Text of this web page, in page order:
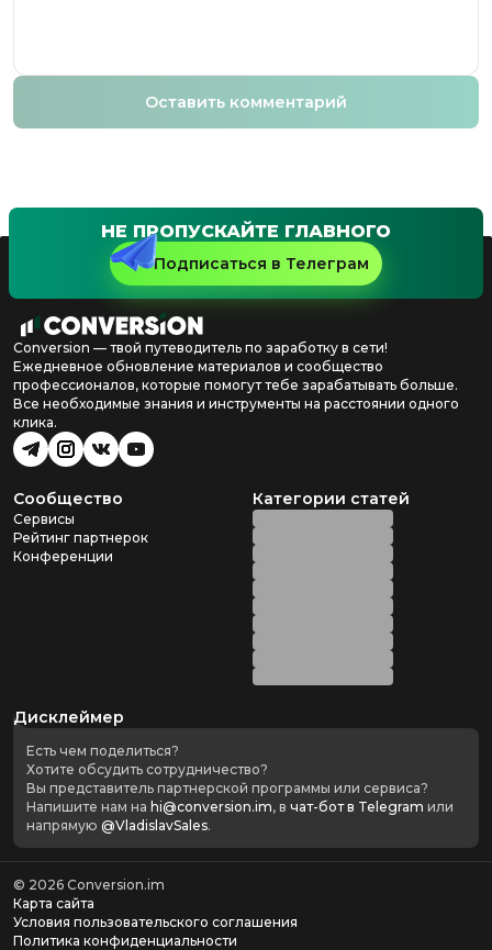
Оставить комментарий
НЕ ПРОПУСКАЙТЕ ГЛАВНОГО
Подписаться в Телеграм
Conversion — твой путеводитель по заработку в сети!
Ежедневное обновление материалов и сообщество
профессионалов, которые помогут тебе зарабатывать больше.
Все необходимые знания и инструменты на расстоянии одного
клика.
Сообщество
Сервисы
Рейтинг партнерок
Конференции
Категории статей
Дисклеймер
Есть чем поделиться?
Хотите обсудить сотрудничество?
Вы представитель партнерской программы или сервиса?
Напишите нам на hi@conversion.im, в чат-бот в Telegram или
напрямую @VladislavSales.
© 2026 Conversion.im
Карта сайта
Условия пользовательского соглашения
Политика конфиденциальности